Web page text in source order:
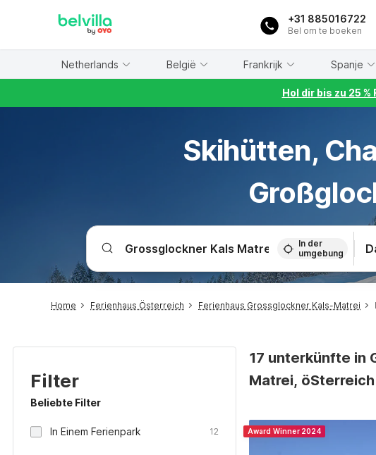
+31 885016722
Bel om te boeken
Netherlands België Frankrijk Spanje
Hol dir bis zu 25
Skihütten,
In der
umgebung
Home Ferienhaus Österreich Ferienhaus Grossglockner Kals-Matrei
Filter
Beliebte Filter
In Einem Ferienpark 12
17 unterkünfte in
Matrei, öSterreich
Award Winner 2024